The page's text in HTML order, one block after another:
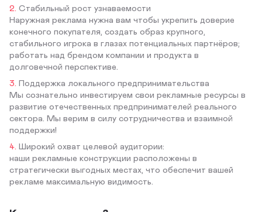
Стабильный рост узнаваемости
Наружная реклама нужна вам чтобы укрепить доверие
конечного покупателя, создать образ крупного,
стабильного игрока в глазах потенциальных партнёров;
работать над брендом компании и продукта в
долговечной перспективе.
Поддержка локального предпринимательства
Мы сознательно инвестируем свои рекламные ресурсы в
развитие отечественных предпринимателей реального
сектора. Мы верим в силу сотрудничества и взаимной
поддержки!
Широкий охват целевой аудитории:
наши рекламные конструкции расположены в
стратегически выгодных местах, что обеспечит вашей
рекламе максимальную видимость.